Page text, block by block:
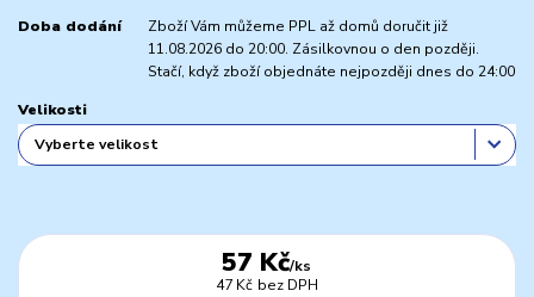
Doba dodání
Zboží Vám můžeme PPL až domů doručit již
11.08.2026 do 20:00. Zásilkovnou o den později.
Stačí, když zboží objednáte nejpozději dnes do 24:00
Velikosti
57 Kč/ks
47 Kč bez DPH